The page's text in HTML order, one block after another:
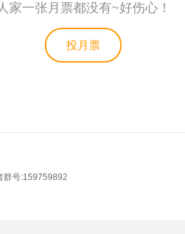
家一张月票都没有~好伤心！
投月票
号:159759892